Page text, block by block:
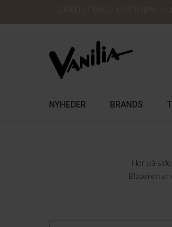
GRATIS FRAGT OVER 499,- /
NYHEDER BRANDS
Her på
Blazeren